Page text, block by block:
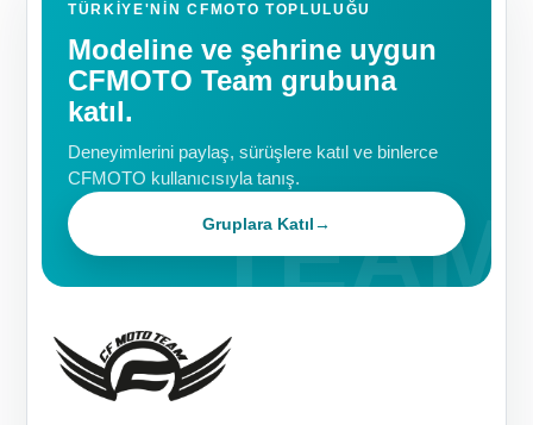
TÜRKIYE'NIN CFMOTO TOPLULUĞU
Modeline ve şehrine uygun
CFMOTO Team grubuna
katıl.
Deneyimlerini paylaş, sürüşlere katıl ve binlerce
CFMOTO kullanıcısıyla tanış.
Gruplara Katıl→